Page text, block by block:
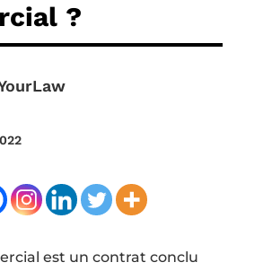
?
est un contrat conclu